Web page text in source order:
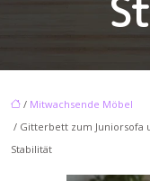
/ Mitwachsende Möbel
/ Gitterbett zum Juniorsofa
Stabilität